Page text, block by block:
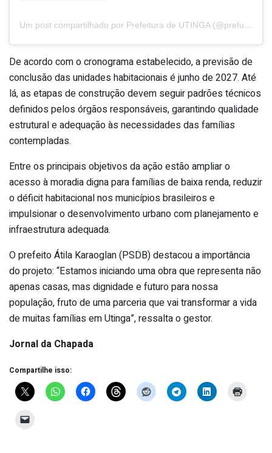
Um post compartilhado por Prefeitura de UTINGA (@prefutinga)
De acordo com o cronograma estabelecido, a previsão de
conclusão das unidades habitacionais é junho de 2027. Até
lá, as etapas de construção devem seguir padrões técnicos
definidos pelos órgãos responsáveis, garantindo qualidade
estrutural e adequação às necessidades das famílias
contempladas.
Entre os principais objetivos da ação estão ampliar o
acesso à moradia digna para famílias de baixa renda, reduzir
o déficit habitacional nos municípios brasileiros e
impulsionar o desenvolvimento urbano com planejamento e
infraestrutura adequada.
O prefeito Átila Karaoglan (PSDB) destacou a importância
do projeto: “Estamos iniciando uma obra que representa não
apenas casas, mas dignidade e futuro para nossa
população, fruto de uma parceria que vai transformar a vida
de muitas famílias em Utinga”, ressalta o gestor.
Jornal da Chapada
Compartilhe isso: